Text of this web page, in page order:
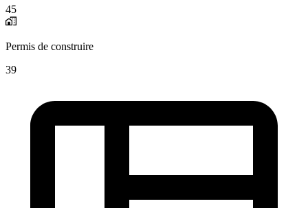
45
Permis de construire
39